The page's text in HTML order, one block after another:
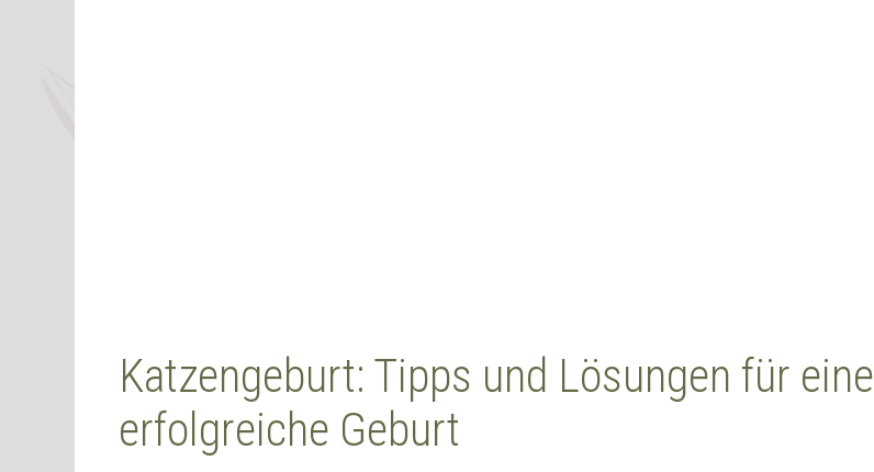
Katzengeburt: Tipps und Lösungen für eine
erfolgreiche Geburt